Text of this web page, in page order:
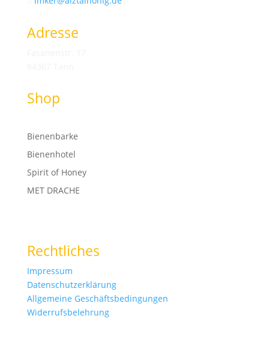
Adresse
Shop
Bienenbarke
Bienenhotel
Spirit of Honey
MET DRACHE
Rechtliches
Impressum
Datenschutzerklärung
Allgemeine Geschäftsbedingungen
Widerrufsbelehrung